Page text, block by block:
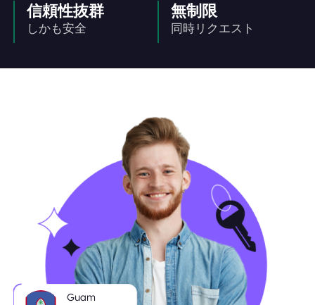
信頼性抜群
しかも安全
無制限
同時リクエスト
Guam